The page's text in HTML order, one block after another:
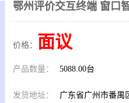
鄂州评价交互终端 窗口
价格： 面议
产品数量： 5088.00台
发货地址： 广东省广州市番禺